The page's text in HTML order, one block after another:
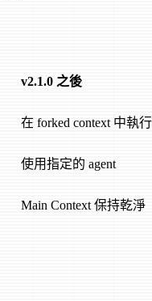
v2.1.0 之後
在 forked context 中執行
使用指定的 agent
Main Context 保持乾淨